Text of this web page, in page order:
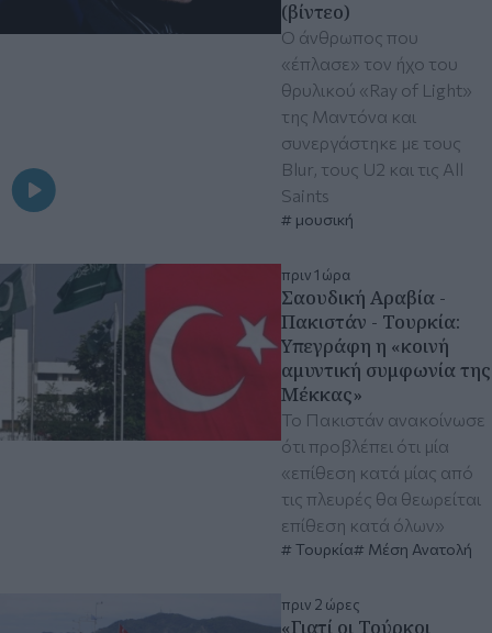
(βίντεο)
Ο άνθρωπος που
«έπλασε» τον ήχο του
θρυλικού «Ray of Light»
της Μαντόνα και
συνεργάστηκε με τους
Blur, τους U2 και τις All
Saints
μουσική
πριν 1 ώρα
Σαουδική Αραβία -
Πακιστάν - Τουρκία:
Υπεγράφη η «κοινή
αμυντική συμφωνία της
Μέκκας»
Το Πακιστάν ανακοίνωσε
ότι προβλέπει ότι μία
«επίθεση κατά μίας από
τις πλευρές θα θεωρείται
επίθεση κατά όλων»
Τουρκία Μέση Ανατολή
πριν 2 ώρες
«Γιατί οι Τούρκοι